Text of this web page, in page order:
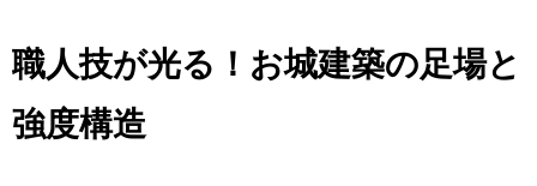
職人技が光る！お城建築の足場と
強度構造